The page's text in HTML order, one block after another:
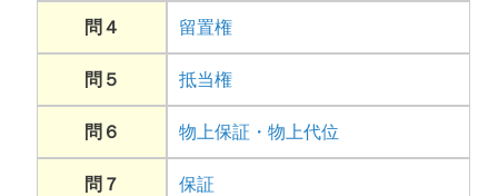
問４ 留置権
問５ 抵当権
問６ 物上保証・物上代位
問７ 保証